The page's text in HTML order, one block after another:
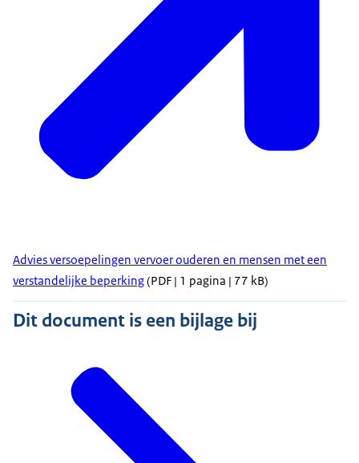
Advies versoepelingen vervoer ouderen en mensen met een
verstandelijke beperking(PDF | 1 pagina | 77 kB)
Dit document is een bijlage bij